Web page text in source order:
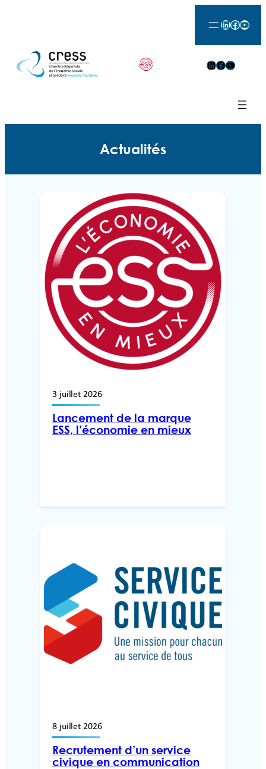
LinkedIn
Facebook
LinkedIn
Facebook
YouTube
Actualités
3 juillet 2026
Lancement de la marque
ESS, l’économie en mieux
8 juillet 2026
Recrutement d’un service
civique en communication